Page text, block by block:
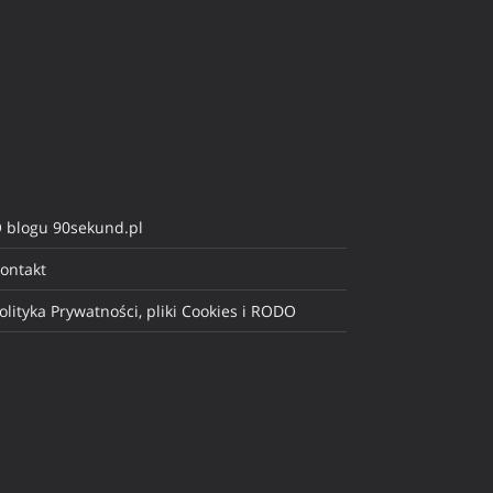
blogu 90sekund.pl
Prywatności, pliki Cookies i RODO